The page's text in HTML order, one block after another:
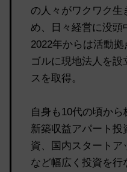
の人々がワクワク生
め、日々経営に没頭
2022年からは活動
ゴルに現地法人を設
スを取得。
自身も10代の頃から
新築収益アパート投
資、国内スタートア
など幅広く投資を行